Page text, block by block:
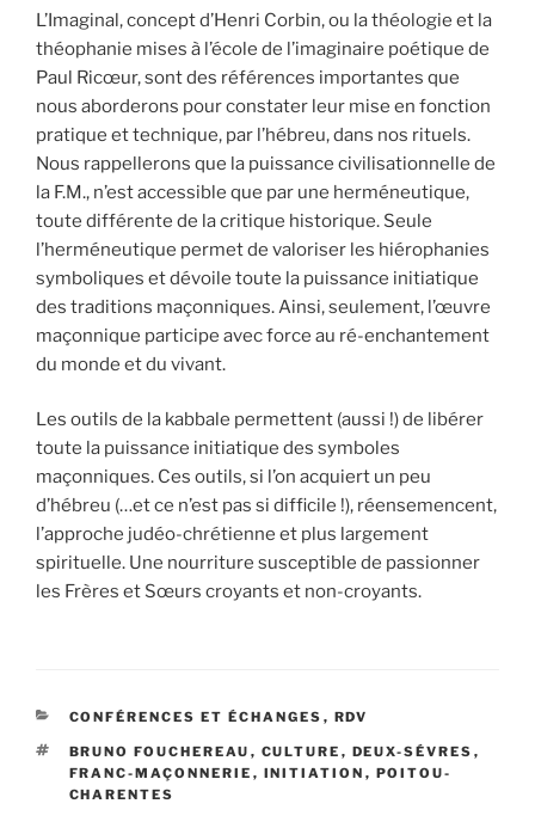
L’Imaginal, concept d’Henri Corbin, ou la théologie et la
théophanie mises à l’école de l’imaginaire poétique de
Paul Ricœur, sont des références importantes que
nous aborderons pour constater leur mise en fonction
pratique et technique, par l’hébreu, dans nos rituels.
Nous rappellerons que la puissance civilisationnelle de
la F.M., n’est accessible que par une herméneutique,
toute différente de la critique historique. Seule
l’herméneutique permet de valoriser les hiérophanies
symboliques et dévoile toute la puissance initiatique
des traditions maçonniques. Ainsi, seulement, l’œuvre
maçonnique participe avec force au ré-enchantement
du monde et du vivant.
Les outils de la kabbale permettent (aussi !) de libérer
toute la puissance initiatique des symboles
maçonniques. Ces outils, si l’on acquiert un peu
d’hébreu (…et ce n’est pas si difficile !), réensemencent,
l’approche judéo-chrétienne et plus largement
spirituelle. Une nourriture susceptible de passionner
les Frères et Sœurs croyants et non-croyants.
CATÉGORIES
CONFÉRENCES ET ÉCHANGES , RDV
ÉTIQUETTES
BRUNO FOUCHEREAU , CULTURE , DEUX-SÉVRES ,
FRANC-MAÇONNERIE , INITIATION , POITOU-
CHARENTES